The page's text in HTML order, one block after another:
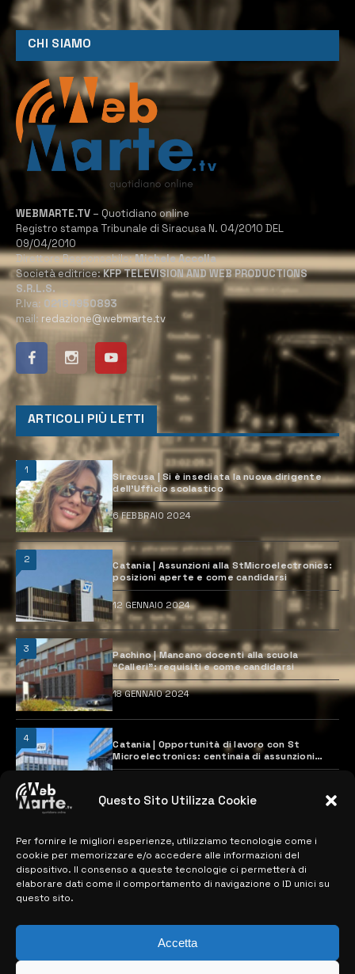
Questo Sito Utilizza Cookie
Per fornire le migliori esperienze, utilizziamo tecnologie come i
cookie per memorizzare e/o accedere alle informazioni del
dispositivo. Il consenso a queste tecnologie ci permetterà di
elaborare dati come il comportamento di navigazione o ID unici su
questo sito.
Accetta
CHI SIAMO
WEBMARTE.TV – Quotidiano online
Registro stampa Tribunale di Siracusa N. 04/2010 DEL
09/04/2010
Direttore Responsabile:Michele Accolla
Società editrice:KFP TELEVISION AND WEB PRODUCTIONS
S.R.L.S.
P.Iva: 02184950893
mail: redazione@webmarte.tv
ARTICOLI PIÙ LETTI
1
Siracusa | Si è insediata la nuova dirigente
dell’Ufficio scolastico
6 FEBBRAIO 2024
2
Catania | Assunzioni alla StMicroelectronics:
posizioni aperte e come candidarsi
12 GENNAIO 2024
3
Pachino | Mancano docenti alla scuola
“Calleri”: requisiti e come candidarsi
18 GENNAIO 2024
4
Catania | Opportunità di lavoro con St
Microelectronics: centinaia di assunzioni
previste
MAPPA DEL SITO
> NOTIZIE